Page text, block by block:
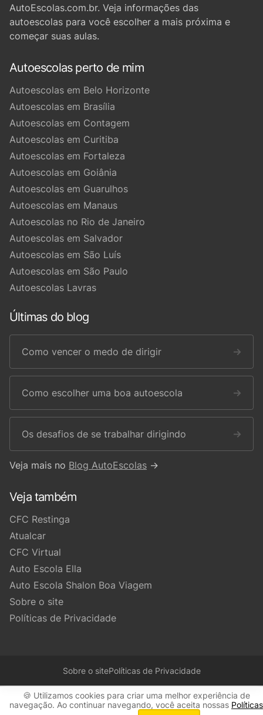
AutoEscolas.com.br. Veja informações das
autoescolas para você escolher a mais próxima e
começar suas aulas.
Autoescolas perto de mim
Autoescolas em Belo Horizonte
Autoescolas em Brasília
Autoescolas em Contagem
Autoescolas em Curitiba
Autoescolas em Fortaleza
Autoescolas em Goiânia
Autoescolas em Guarulhos
Autoescolas em Manaus
Autoescolas no Rio de Janeiro
Autoescolas em Salvador
Autoescolas em São Luís
Autoescolas em São Paulo
Autoescolas Lavras
Últimas do blog
Como vencer o medo de dirigir →
Como escolher uma boa autoescola →
Os desafios de se trabalhar dirigindo →
Veja mais no Blog AutoEscolas →
Veja também
CFC Restinga
Atualcar
CFC Virtual
Auto Escola Ella
Auto Escola Shalon Boa Viagem
Sobre o site
Políticas de Privacidade
Sobre o sitePolíticas de Privacidade
🍪 Utilizamos cookies para criar uma melhor experiência de
navegação. Ao continuar navegando, você aceita nossas Políticas